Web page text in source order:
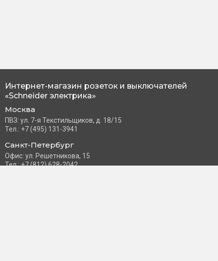
Интернет-магазин розеток и выключателей
«Schneider электрика»
Москва
ПВЗ: ул. 7-я Текстильщиков, д. 18/15
Тел.: +7 (495) 131-3941
Санкт-Петербург
Офис: ул. Решетникова, 15
Тел.: +7 (812) 628-2042